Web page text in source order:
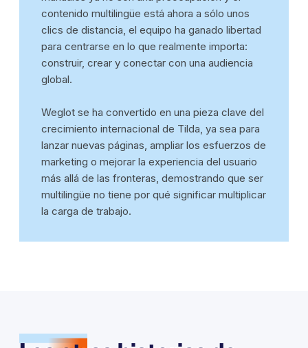
contenido multilingüe está ahora a sólo unos
clics de distancia, el equipo ha ganado libertad
para centrarse en lo que realmente importa:
construir, crear y conectar con una audiencia
global.
Weglot se ha convertido en una pieza clave del
crecimiento internacional de Tilda, ya sea para
lanzar nuevas páginas, ampliar los esfuerzos de
marketing o mejorar la experiencia del usuario
más allá de las fronteras, demostrando que ser
multilingüe no tiene por qué significar multiplicar
la carga de trabajo.